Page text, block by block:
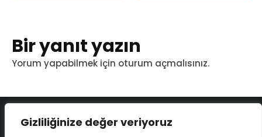
Gizliliğinize değer veriyoruz
Bir yanıt yazın
Yorum yapabilmek için oturum açmalısınız.